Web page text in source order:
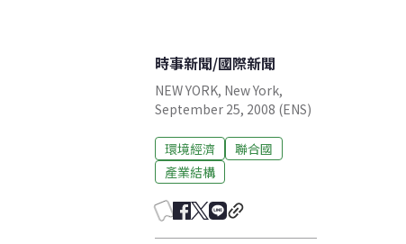
時事新聞/國際新聞
NEW YORK, New York,
September 25, 2008 (ENS)
環境經濟
聯合國
產業結構